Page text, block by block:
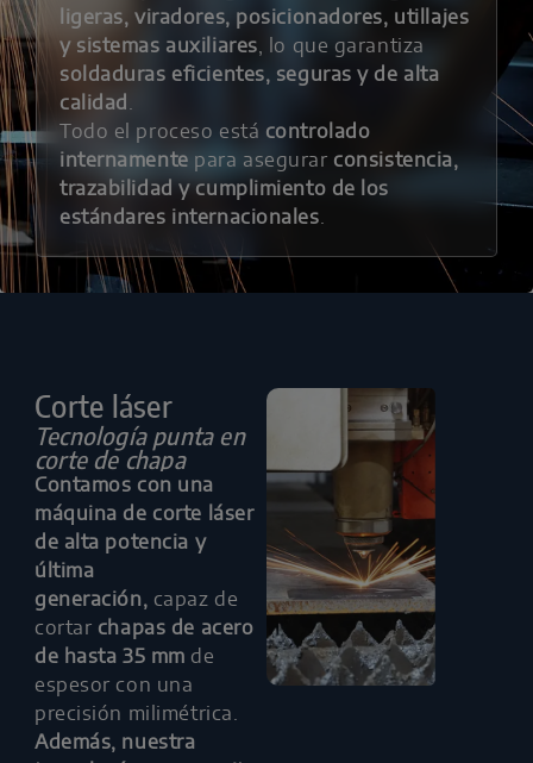
ligeras, viradores, posicionadores, utillajes
y sistemas auxiliares , lo que garantiza
soldaduras eficientes, seguras y de alta
calidad
Todo el proceso está controlado
internamente para asegurar consistencia,
trazabilidad y cumplimiento de los
estándares internacionales
Corte láser
Tecnología punta en
corte de chapa
Contamos con una
máquina de corte láser
de alta potencia y
última
generación, capaz de
cortar chapas de acero
de hasta 35 mm de
espesor con una
precisión milimétrica.
Además, nuestra